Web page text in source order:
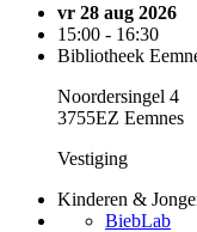
vr 28 aug 2026
15:00 - 16:30
Bibliotheek
Noordersingel 4
3755EZ Eemnes
Vestiging
Kinderen &
BiebLab